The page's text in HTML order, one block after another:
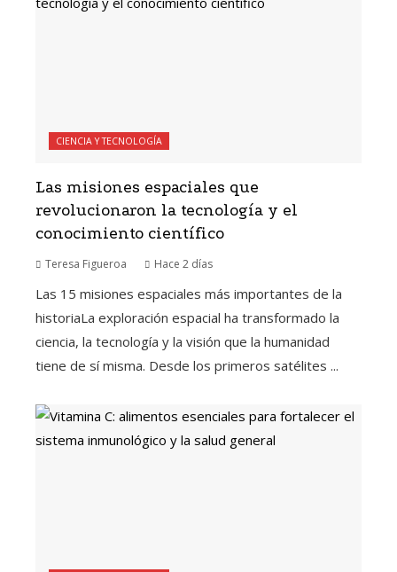
CIENCIA Y TECNOLOGÍA
Las misiones espaciales que
revolucionaron la tecnología y el
conocimiento científico
Teresa Figueroa Hace 2 días
Las 15 misiones espaciales más importantes de la
historiaLa exploración espacial ha transformado la
ciencia, la tecnología y la visión que la humanidad
tiene de sí misma. Desde los primeros satélites ...